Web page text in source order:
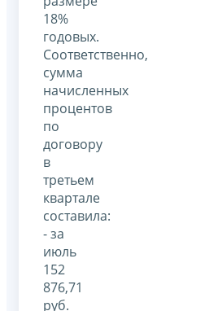
18%
годовых.
Соответственно,
сумма
начисленных
процентов
по
договору
в
третьем
квартале
составила:
- за
июль
152
876,71
руб.